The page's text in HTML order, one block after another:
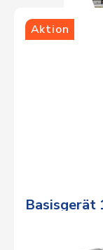
Aktion
Basisgerät